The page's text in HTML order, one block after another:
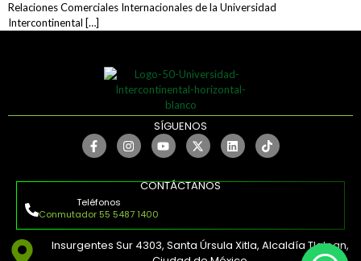
Relaciones Comerciales Internacionales de la Universidad
Intercontinental […]
SÍGUENOS
CONTÁCTANOS
Teléfonos
Conmutador 55 5487 1400
Insurgentes Sur 4303, Santa Úrsula Xitla, Alcaldía Tlalpan,